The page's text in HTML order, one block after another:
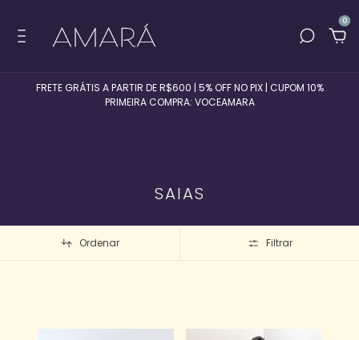
0
FRETE GRÁTIS A PARTIR DE R$600 | 5% OFF NO PIX | CUPOM 10%
PRIMEIRA COMPRA: VOCEAMARA
SAIAS
Ordenar Filtrar